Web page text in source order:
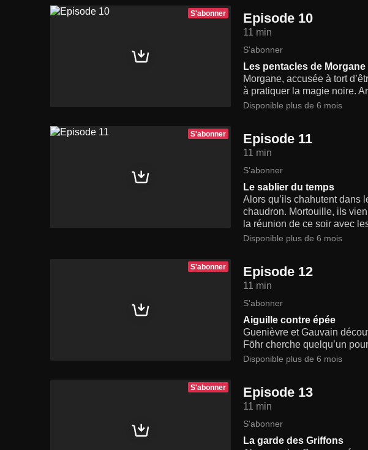
S'abonner Episode 10
11 min
S'abonner
Les pentacles de Morgane
Morgane, accusée à tort
à pratiquer la magie noire.
Disponible plus de 6 mois
S'abonner Episode 11
11 min
S'abonner
Le sablier du temps
Alors qu’ils chahutent dans
chaudron. Mortouille, ils
la réunion de ce soir avec
Disponible plus de 6 mois
S'abonner Episode 12
11 min
S'abonner
Aiguille contre épée
Guenièvre et Gauvain
Föhr cherche quelqu’un
Disponible plus de 6 mois
S'abonner Episode 13
11 min
S'abonner
La garde des Griffons